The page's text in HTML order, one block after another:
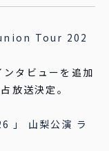
Tour 202
タビューを追加
放送決定。
」 山梨公演 ラ